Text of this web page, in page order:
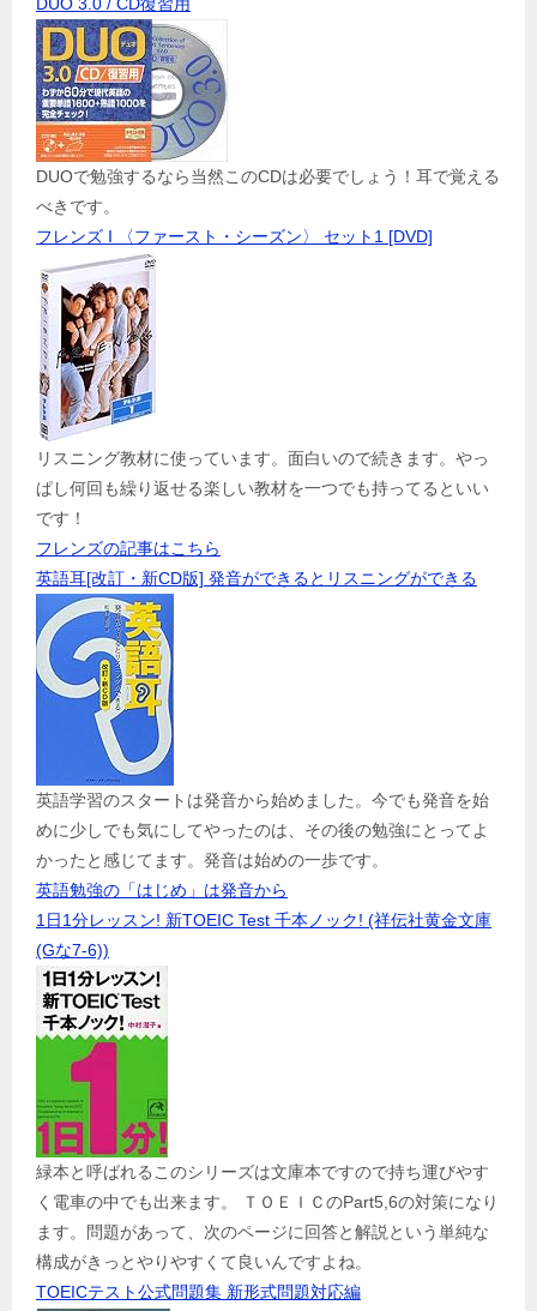
DUO 3.0 / CD復習用
DUOで勉強するなら当然このCDは必要でしょう！耳で覚える
べきです。
フレンズ I 〈ファースト・シーズン〉 セット1 [DVD]
リスニング教材に使っています。面白いので続きます。やっ
ぱし何回も繰り返せる楽しい教材を一つでも持ってるといい
です！
フレンズの記事はこちら
英語耳[改訂・新CD版] 発音ができるとリスニングができる
英語学習のスタートは発音から始めました。今でも発音を始
めに少しでも気にしてやったのは、その後の勉強にとってよ
かったと感じてます。発音は始めの一歩です。
英語勉強の「はじめ」は発音から
1日1分レッスン! 新TOEIC Test 千本ノック! (祥伝社黄金文庫
(Gな7-6))
緑本と呼ばれるこのシリーズは文庫本ですので持ち運びやす
く電車の中でも出来ます。 ＴＯＥＩＣのPart5,6の対策になり
ます。問題があって、次のページに回答と解説という単純な
構成がきっとやりやすくて良いんですよね。
TOEICテスト公式問題集 新形式問題対応編